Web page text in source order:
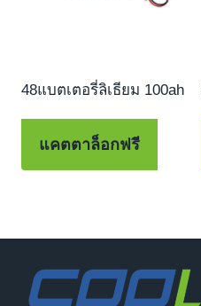
48แบตเตอรี่ลิเธียม 100ah
แคตตาล็อกฟรี